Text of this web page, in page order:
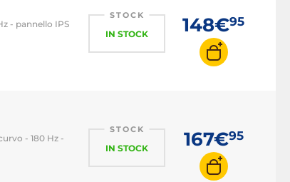
- pannello IPS
STOCK
IN STOCK 148€95
- 180 Hz -
STOCK
IN STOCK 167€95